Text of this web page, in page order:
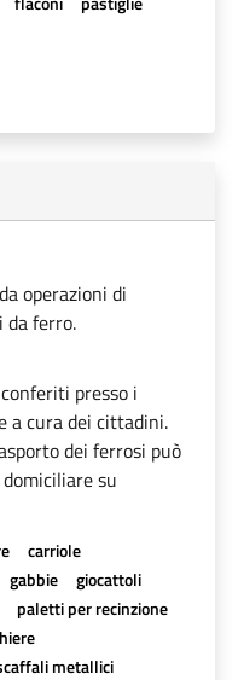
operazioni di
da ferro.
presso i
a cura dei cittadini.
dei ferrosi può
su
carriole
gabbie
giocattoli
paletti per recinzione
metallici